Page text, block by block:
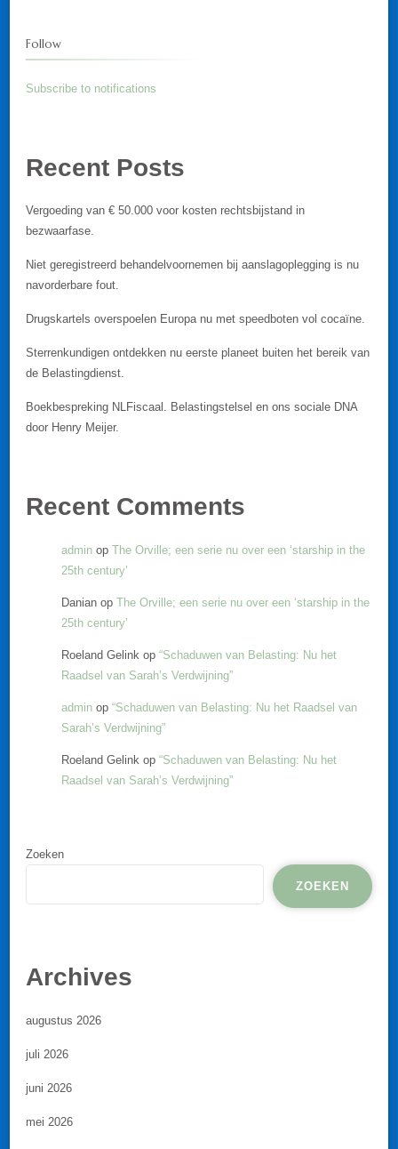
Follow
Subscribe to notifications
Recent Posts
Vergoeding van € 50.000 voor kosten rechtsbijstand in
bezwaarfase.
Niet geregistreerd behandelvoornemen bij aanslagoplegging is nu
navorderbare fout.
Drugskartels overspoelen Europa nu met speedboten vol cocaïne.
Sterrenkundigen ontdekken nu eerste planeet buiten het bereik van
de Belastingdienst.
Boekbespreking NLFiscaal. Belastingstelsel en ons sociale DNA
door Henry Meijer.
Recent Comments
admin op The Orville; een serie nu over een ‘starship in the
25th century’
Danian op The Orville; een serie nu over een ‘starship in the
25th century’
Roeland Gelink op “Schaduwen van Belasting: Nu het
Raadsel van Sarah’s Verdwijning”
admin op “Schaduwen van Belasting: Nu het Raadsel van
Sarah’s Verdwijning”
Roeland Gelink op “Schaduwen van Belasting: Nu het
Raadsel van Sarah’s Verdwijning”
Zoeken
ZOEKEN
Archives
augustus 2026
juli 2026
juni 2026
mei 2026